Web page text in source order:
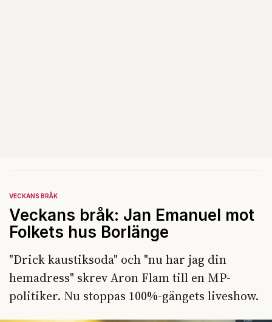
VECKANS BRÅK
Veckans bråk: Jan Emanuel mot
Folkets hus Borlänge
"Drick kaustiksoda" och "nu har jag din
hemadress" skrev Aron Flam till en MP-
politiker. Nu stoppas 100%-gängets liveshow.